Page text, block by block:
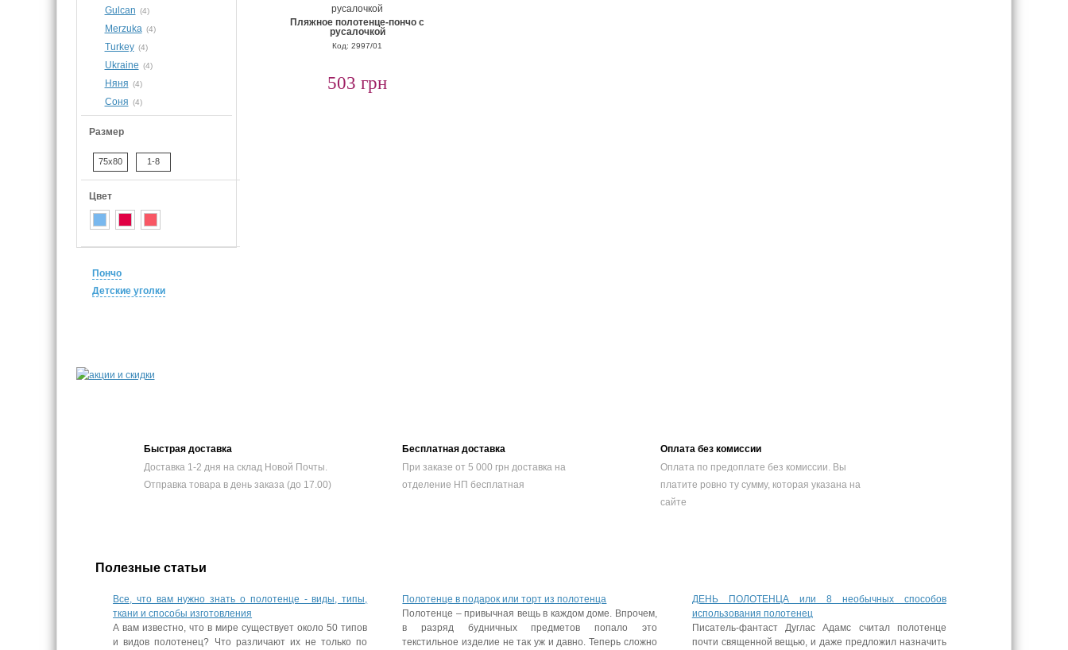
Gulcan (4)
Merzuka (4)
Turkey (4)
Ukraine (4)
Няня (4)
Соня (4)
Размер
75x80 1-8
Цвет
Пончо
Детские уголки
Пляжное полотенце-пончо с
русалочкой
Код: 2997/01
503 грн
Быстрая доставка
Доставка 1-2 дня на склад Новой Почты.
Отправка товара в день заказа (до 17.00)
Бесплатная доставка
При заказе от 5 000 грн доставка на
отделение НП бесплатная
Оплата без комиссии
Оплата по предоплате без комиссии. Вы
платите ровно ту сумму, которая указана на
сайте
Полезные статьи
Все, что вам нужно знать о полотенце - виды, типы,
ткани и способы изготовления
А вам известно, что в мире существует около 50 типов
и видов полотенец? Что различают их не только по
Полотенце в подарок или торт из полотенца
Полотенце – привычная вещь в каждом доме. Впрочем,
в разряд будничных предметов попало это
текстильное изделие не так уж и давно. Теперь сложно
ДЕНЬ ПОЛОТЕНЦА или 8 необычных способов
использования полотенец
Писатель-фантаст Дуглас Адамс считал полотенце
почти священной вещью, и даже предложил назначить